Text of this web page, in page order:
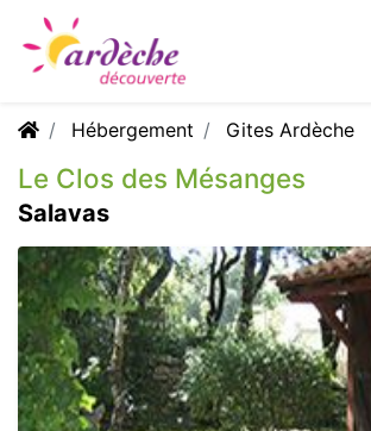
Hébergement Gites Ardèche
Le Clos des Mésanges
Salavas